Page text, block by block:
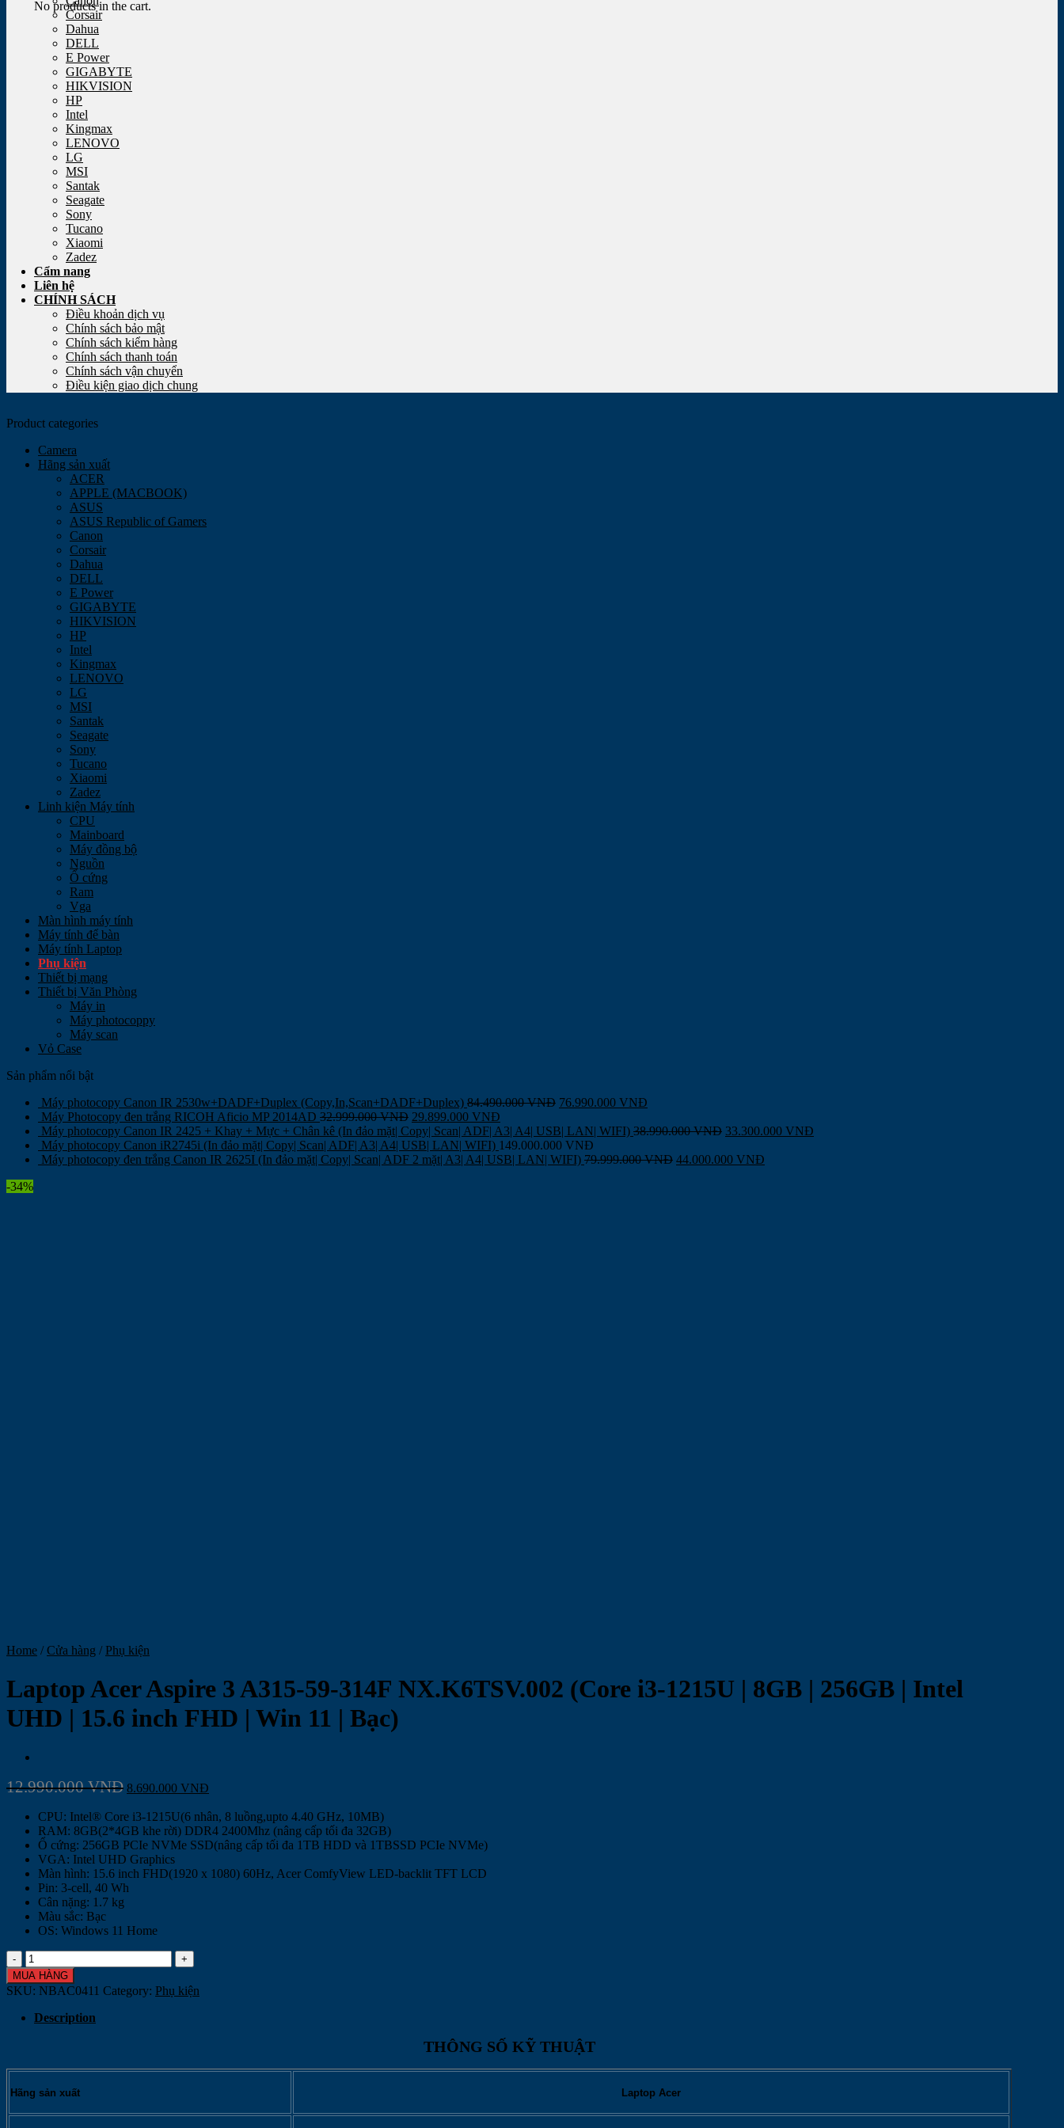
No products in the cart.
Corsair
Dahua
DELL
E Power
GIGABYTE
HIKVISION
HP
Intel
Kingmax
LENOVO
LG
MSI
Santak
Seagate
Sony
Tucano
Xiaomi
Zadez
Cẩm nang
Liên hệ
CHÍNH SÁCH
Điều khoản dịch vụ
Chính sách bảo mật
Chính sách kiểm hàng
Chính sách thanh toán
Chính sách vận chuyển
Điều kiện giao dịch chung
Product categories
Camera
Hãng sản xuất
ACER
APPLE (MACBOOK)
ASUS
ASUS Republic of Gamers
Canon
Corsair
Dahua
DELL
E Power
GIGABYTE
HIKVISION
HP
Intel
Kingmax
LENOVO
LG
MSI
Santak
Seagate
Sony
Tucano
Xiaomi
Zadez
Linh kiện Máy tính
CPU
Mainboard
Máy đồng bộ
Nguồn
Ổ cứng
Ram
Vga
Màn hình máy tính
Máy tính để bàn
Máy tính Laptop
Phụ kiện
Thiết bị mạng
Thiết bị Văn Phòng
Máy in
Máy photocoppy
Máy scan
Vỏ Case
Sản phẩm nổi bật
Máy photocopy Canon IR 2530w+DADF+Duplex (Copy,In,Scan+DADF+Duplex) 84.490.000VNĐ 76.990.000 VNĐ
Máy Photocopy đen trắng RICOH Aficio MP 2014AD 32.999.000VNĐ 29.899.000 VNĐ
Máy photocopy Canon IR 2425 + Khay + Mực + Chân kê (In đảo mặt| Copy| Scan| ADF| A3| A4| USB| LAN| WIFI) 38.990.000VNĐ 33.300.000 VNĐ
Máy photocopy Canon iR2745i (In đảo mặt| Copy| Scan| ADF| A3| A4| USB| LAN| WIFI) 149.000.000 VNĐ
Máy photocopy đen trắng Canon IR 2625I (In đảo mặt| Copy| Scan| ADF 2 mặt| A3| A4| USB| LAN| WIFI) 79.999.000VNĐ 44.000.000 VNĐ
-34%
Home / Cửa hàng / Phụ kiện
Laptop Acer Aspire 3 A315-59-314F NX.K6TSV.002 (Core i3-1215U | 8GB | 256GB | Intel
UHD | 15.6 inch FHD | Win 11 | Bạc)
12.990.000VNĐ 8.690.000 VNĐ
CPU: Intel® Core i3-1215U(6 nhân, 8 luồng,upto 4.40 GHz, 10MB)
RAM: 8GB(2*4GB khe rời) DDR4 2400Mhz (nâng cấp tối đa 32GB)
Ổ cứng: 256GB PCIe NVMe SSD(nâng cấp tối đa 1TB HDD và 1TBSSD PCIe NVMe)
VGA: Intel UHD Graphics
Màn hình: 15.6 inch FHD(1920 x 1080) 60Hz, Acer ComfyView LED-backlit TFT LCD
Pin: 3-cell, 40 Wh
Cân nặng: 1.7 kg
Màu sắc: Bạc
OS: Windows 11 Home
Laptop
Acer
Aspire
3
A315-
59-
(Core
1215U
|
MUA HÀNG
SKU: NBAC0411 Category: Phụ kiện
Description
THÔNG SỐ KỸ THUẬT
Hãng sản xuất Laptop Acer